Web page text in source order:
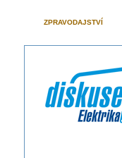
ZPRAVODAJSTVÍ